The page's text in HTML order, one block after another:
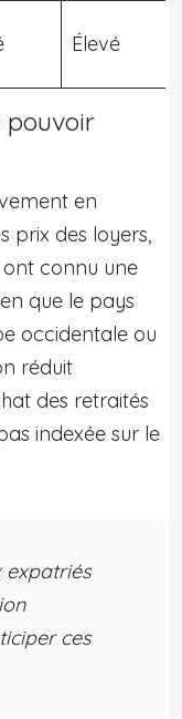
Élevé
pouvoir
en
prix des loyers,
connu une
que le pays
occidentale ou
réduit
des retraités
indexée sur le
expatriés
ces